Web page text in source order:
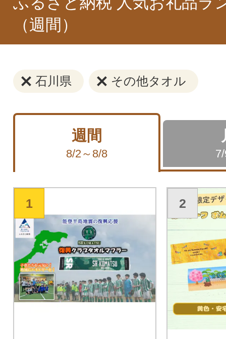
（週間）
石川県 その他タオル
週間
8/2～8/8
1 2